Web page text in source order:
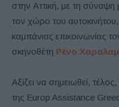
στην Αττική, με τη
τον χώρο του
καμπάνιας επικοινωνίας
σκηνοθέτη Ρένο
Αξίζει να σημειωθεί,
της Europ Assistance